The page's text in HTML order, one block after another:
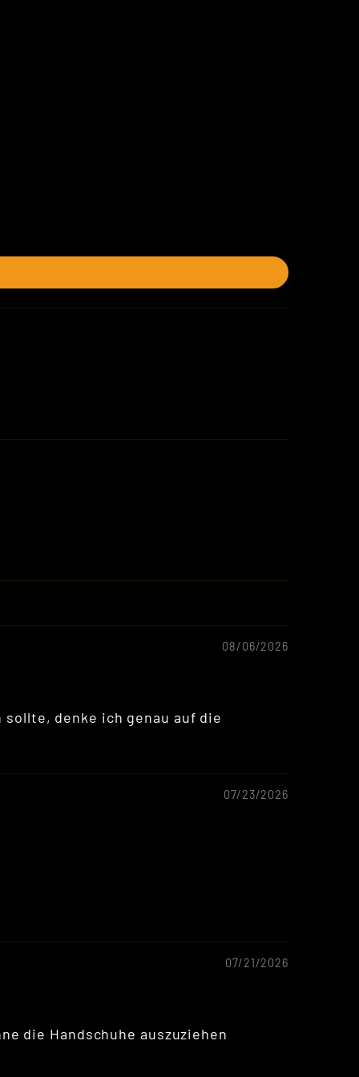
08/06/2026
denke ich genau auf die
07/23/2026
07/21/2026
die Handschuhe auszuziehen